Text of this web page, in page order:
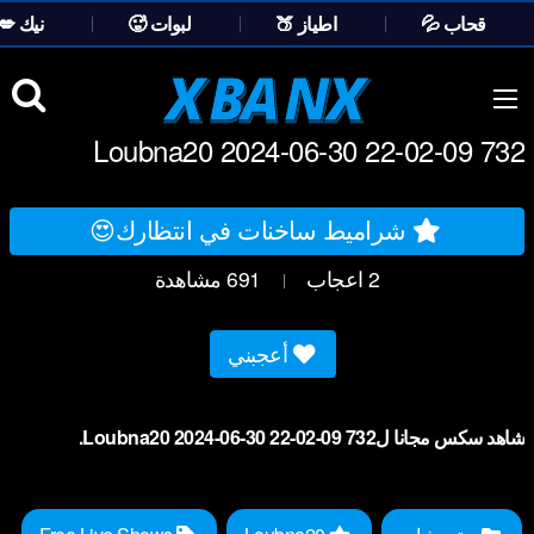
💦 قحاب 🍑 اطياز 🥵 لبوات
💋 نيك
content
Loubna20 2024-06-30 22-02-09 732
شراميط ساخنات في انتظارك😍
691 مشاهدة | 2 اعجاب
أعجبني
شاهد سكس مجانا لLoubna20 2024-06-30 22-02-09 732.